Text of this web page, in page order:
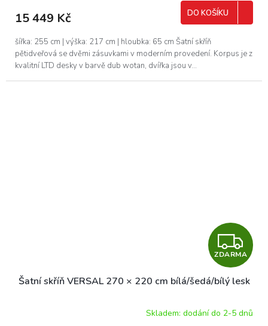
15 449 Kč DO KOŠÍKU
šířka: 255 cm | výška: 217 cm | hloubka: 65 cm Šatní skříň
pětidveřová se dvěmi zásuvkami v moderním provedení. Korpus je z
kvalitní LTD desky v barvě dub wotan, dvířka jsou v...
Z
D
A
R
ZDARMA
Šatní skříň VERSAL 270 × 220 cm bílá/šedá/bílý lesk
Skladem: dodání do 2-5 dnů